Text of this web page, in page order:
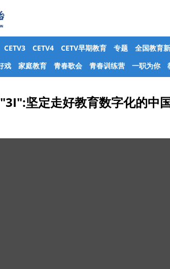
CETV3 CETV4 CETV早期教育 专题 全国教育
戏 家庭教育 青春歌会 青春训练营 一职为你
坚定走好教育数字化的中